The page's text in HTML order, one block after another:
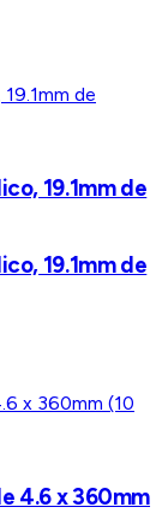
19.1mm de
19.1mm de
4.6 x 360mm